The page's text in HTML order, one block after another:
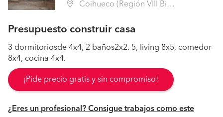
Coihueco (Región VIII Biobío - Ñuble)
Presupuesto construir casa
3 dormitoriosde 4x4, 2 baños2x2. 5, living 8x5, comedor
8x4, cocina 4x4.
¡Pide precio gratis y sin compromiso!
¿Eres un profesional? Consigue trabajos como este